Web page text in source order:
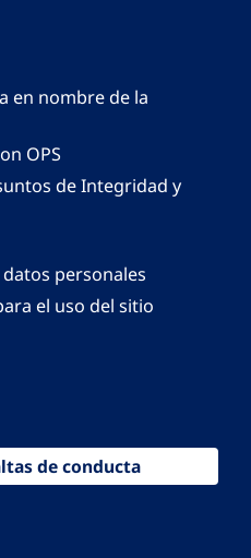
en nombre de la
OPS
de Integridad y
personales
el uso del sitio
de conducta